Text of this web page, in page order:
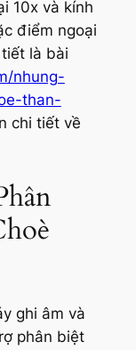
10x và kính
điểm ngoại
là bài
nhung-
than-
chi tiết về
ghi âm và
phân biệt